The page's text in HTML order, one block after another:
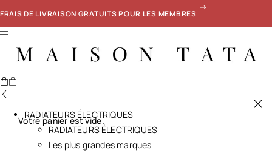
FRAIS DE LIVRAISON GRATUITS POUR LES MEMBRES
Votre panier est vide.
RADIATEURS ÉLECTRIQUES
RADIATEURS ÉLECTRIQUES
Les plus grandes marques